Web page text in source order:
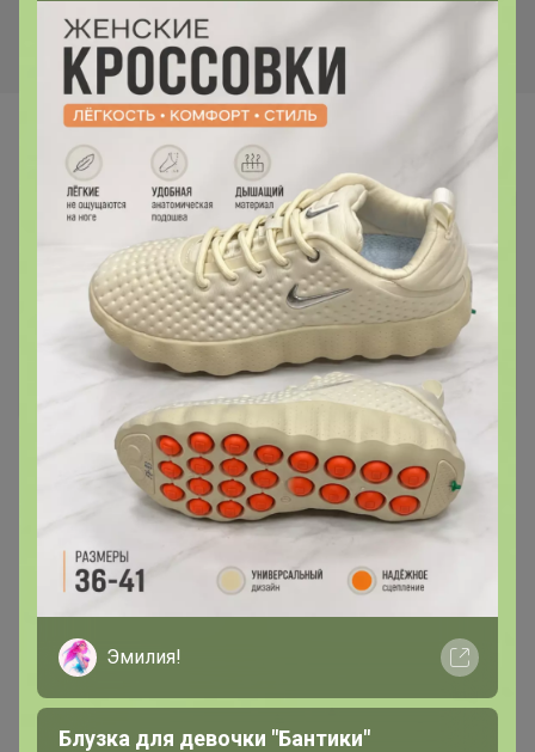
Самые желанные
Кружка White Fusion 400 мл,
P.L. Proff Cuisine
403,8р
Салатник White Fusion 750
мл, 15,5 см, P.L. Proff Cuisine
Эмилия!
Блузка для девочки "Бантики"